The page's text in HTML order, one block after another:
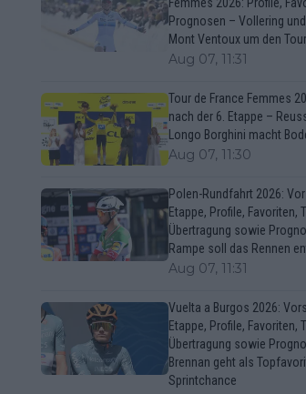
Prognosen – Vollering
Mont Ventoux um den
Aug 07, 11:31
Tour de France Femmes
nach der 6. Etappe –
Longo Borghini macht
Aug 07, 11:30
Polen-Rundfahrt 2026:
Etappe, Profile, Favoriten,
Übertragung sowie
Rampe soll das Rennen
Aug 07, 11:31
Vuelta a Burgos 2026:
Etappe, Profile, Favoriten,
Übertragung sowie
Brennan geht als
Sprintchance